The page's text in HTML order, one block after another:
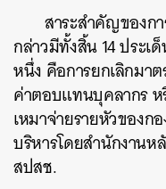
สาระสำคัญของก
กล่าวมีทั้งสิ้น 14 ประเ
หนึ่ง คือการยกเลิกมา
ค่าตอบแทนบุคลากร ห
เหมาจ่ายรายหัวของ
บริหารโดยสำนักงาน
สปสช.